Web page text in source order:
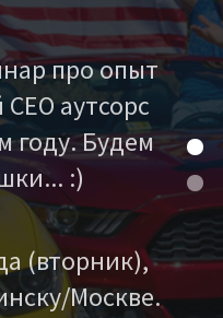
про опыт
аутсорс
году. Будем
:)
(вторник),
Москве.